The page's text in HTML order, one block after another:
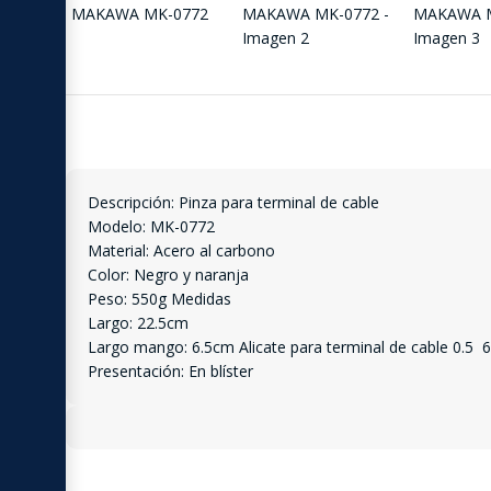
Descripción: Pinza para terminal de cable
Modelo: MK-0772
Material: Acero al carbono
Color: Negro y naranja
Peso: 550g Medidas
Largo: 22.5cm
Largo mango: 6.5cm Alicate para terminal de cable 0.5 
Presentación: En blíster